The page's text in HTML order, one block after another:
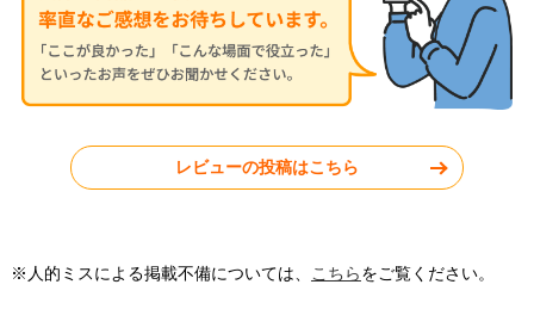
神奈川県秦野市 東京都小平市
工事実績をもっと見る
レビューの投稿はこちら
※人的ミスによる掲載不備については、 こちらをご覧ください。